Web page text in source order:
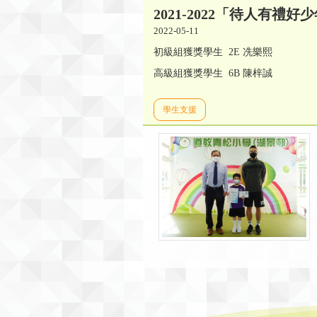
2021-2022「待人有禮好
2022-05-11
初級組獲獎學生 2E 冼樂熙
高級組獲獎學生 6B 陳梓誠
學生支援